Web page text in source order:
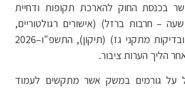
בכנסת החוק להארכת תקופות ודחיית
– חרבות ברזל) (אישורים רגולטוריים,
עיצומים כספיים ובדיקות מתקני גז) (תיקון), התשפ"ו–2026
הליך הערות ציבור.
על גורמים במשק אשר מתקשים לעמוד